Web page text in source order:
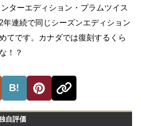
ターエディション・プラムツイス
年連続で同じシーズンエディション
てです。カナダでは復刻するくら
！？
B!
自評価